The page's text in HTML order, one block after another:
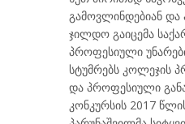
გამოვლინდებიან და
ჯილდო გაიცემა
პროფესიული
სტუმრებს კოლეჯის
და პროფესიული
კონკურსის 2017